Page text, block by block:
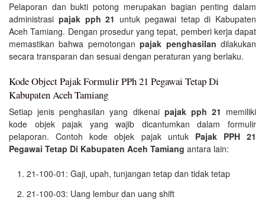
Pelaporan dan bukti potong merupakan bagian penting dalam
administrasi pajak pph 21 untuk pegawai tetap di Kabupaten
Aceh Tamiang. Dengan prosedur yang tepat, pemberi kerja dapat
memastikan bahwa pemotonganpajak penghasilan dilakukan
secara transparan dan sesuai dengan peraturan yang berlaku.
Kode Object Pajak Formulir PPh 21 Pegawai Tetap Di
Kabupaten Aceh Tamiang
Setiap jenis penghasilan yang dikenai pajak pph 21 memiliki
kode objek pajak yang wajib dicantumkan dalam formulir
pelaporan. Contoh kode objek pajak untuk Pajak PPH 21
Pegawai Tetap Di Kabupaten Aceh Tamiang antara lain:
21-100-01: Gaji, upah, tunjangan tetap dan tidak tetap
21-100-03: Uang lembur dan uang shift